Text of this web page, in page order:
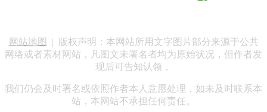
网站地图
| 版权声明：本网站所用文字图片部分来源于公共
网络或者素材网站，凡图文未署名者均为原始状况，但作者发
现后可告知认领，
我们仍会及时署名或依照作者本人意愿处理，如未及时联系本
站，本网站不承担任何责任。